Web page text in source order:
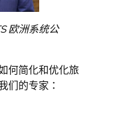
欧洲系统公
何简化和优化旅
们的专家：